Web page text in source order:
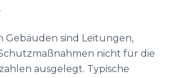
Gebäuden sind Leitungen,
nicht für die
ausgelegt. Typische